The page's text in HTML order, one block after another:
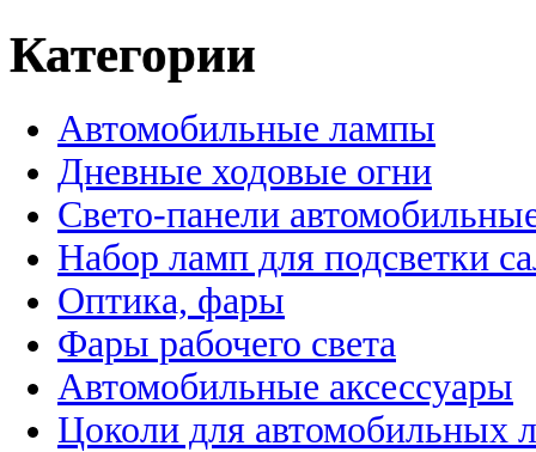
Категории
Автомобильные лампы
Дневные ходовые огни
Свето-панели
Набор ламп для подсветки
Оптика, фары
Фары рабочего света
Автомобильные аксессуары
Цоколи для автомобильных